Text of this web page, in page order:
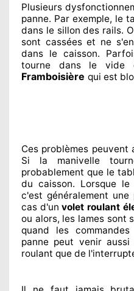
Plusieurs
panne. Par exemple, le
dans le sillon des rails.
sont casséeset ne
dans le caisson.
tourne dans le vide
Framboisière qui est
Ces problèmes peuvent
Si la manivelle
probablement que le
du caisson. Lorsque
c'est généralement une
cas d'unvolet roulant
ou alors, les lames sont
quand les
panne peut venir
roulant que de